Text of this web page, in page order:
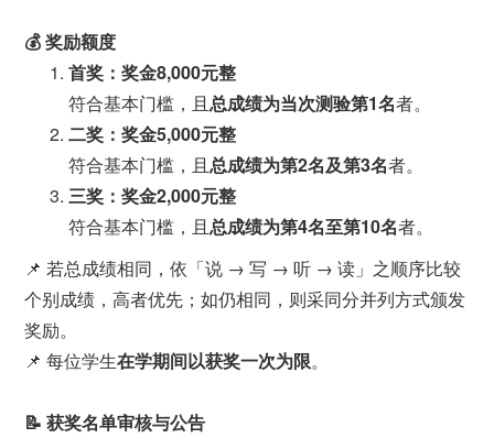
💰奖励额度
首奖：奖金8,000元整
符合基本门槛，且总成绩为当次测验第1名者。
二奖：奖金5,000元整
符合基本门槛，且总成绩为第2名及第3名者。
三奖：奖金2,000元整
符合基本门槛，且总成绩为第4名至第10名者。
📌 若总成绩相同，依「说 → 写 → 听 → 读」之顺序比较
个别成绩，高者优先；如仍相同，则采同分并列方式颁发
奖励。
📌 每位学生在学期间以获奖一次为限。
📝 获奖名单审核与公告